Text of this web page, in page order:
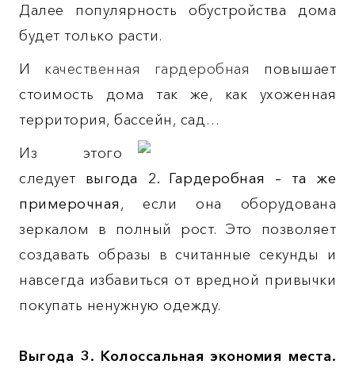
Далее популярность обустройства дома
будет только расти.
И качественная гардеробная
повышает
стоимость дома так же, как ухоженная
территория, бассейн, сад…
Из этого
следует выгода 2. Гардеробная – та же
примерочная, если она оборудована
зеркалом в полный рост. Это позволяет
создавать образы в считанные секунды и
навсегда избавиться от вредной привычки
покупать ненужную одежду.
Выгода 3. Колоссальная экономия места.